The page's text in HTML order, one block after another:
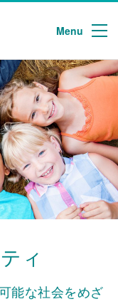
Menu
ィ
能な社会をめざ